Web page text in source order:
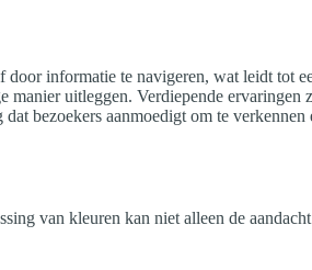
informatie te navigeren, wat leidt tot
uitleggen. Verdiepende
bezoekers aanmoedigt om te
van kleuren kan niet alleen de